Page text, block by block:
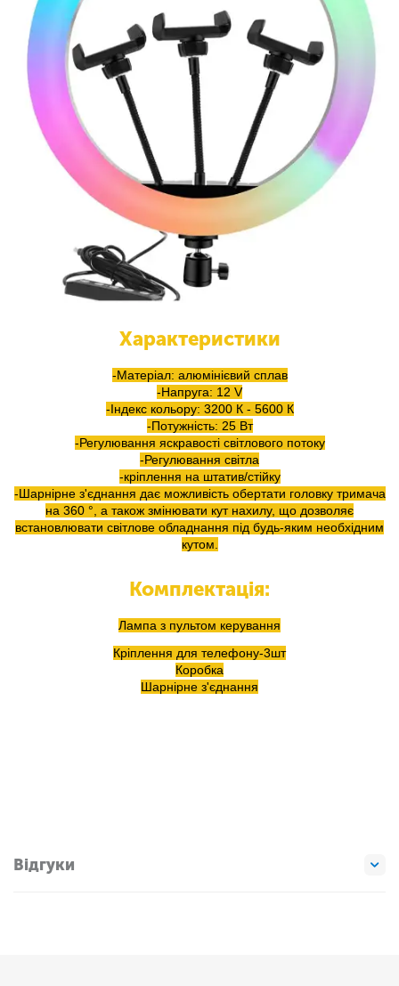
Характеристики
-Матеріал: алюмінієвий сплав
-Напруга: 12 V
-Індекс кольору: 3200 К - 5600 К
-Потужність: 25 Вт
-Регулювання яскравості світлового потоку
-Регулювання світла
-кріплення на штатив/стійку
-Шарнірне з'єднання дає можливість обертати головку тримача
на 360 °, а також змінювати кут нахилу, що дозволяє
встановлювати світлове обладнання під будь-яким необхідним
кутом.
Комплектація:
Лампа з пультом керування
Кріплення для телефону-3шт
Коробка
Шарнірне з'єднання
Відгуки